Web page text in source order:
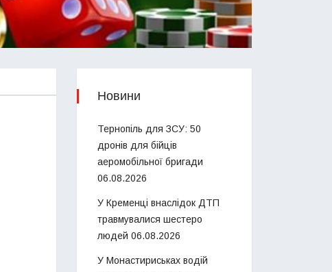
Новини
Тернопіль для ЗСУ: 50
дронів для бійців
аеромобільної бригади
06.08.2026
У Кременці внаслідок ДТП
травмувалися шестеро
людей 06.08.2026
У Монастириськах водій